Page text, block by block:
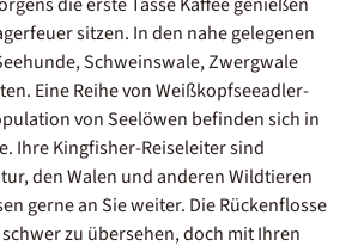
sitzen. In den nahe gelegenen
Schweinswale, Zwergwale
Eine Reihe von Weißkopfseeadler-
von Seelöwen befinden sich in
Ihre Kingfisher-Reiseleiter sind
den Walen und anderen Wildtieren
gerne an Sie weiter. Die Rückenflosse
zu übersehen, doch mit Ihren